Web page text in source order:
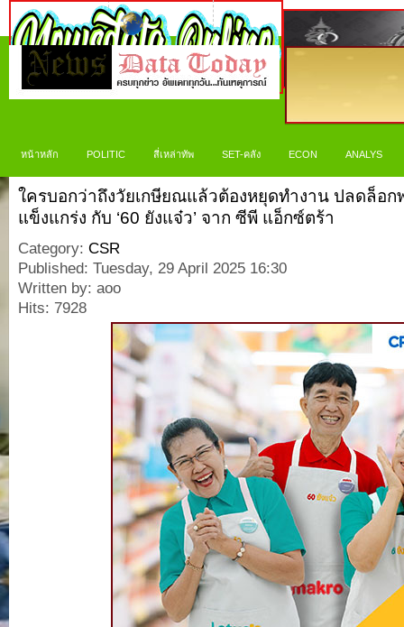
หน้าหลัก POLITIC สี่เหล่าทัพ SET-คลัง ECON ANALYS
ใครบอกว่าถึงวัยเกษียณแล้วต้องหยุดทำงาน ปลดล็อก
แข็งแกร่ง กับ ‘60 ยังแจ๋ว’ จาก ซีพี แอ็กซ์ตร้า
Category: CSR
Published: Tuesday, 29 April 2025 16:30
Written by: aoo
Hits: 7928